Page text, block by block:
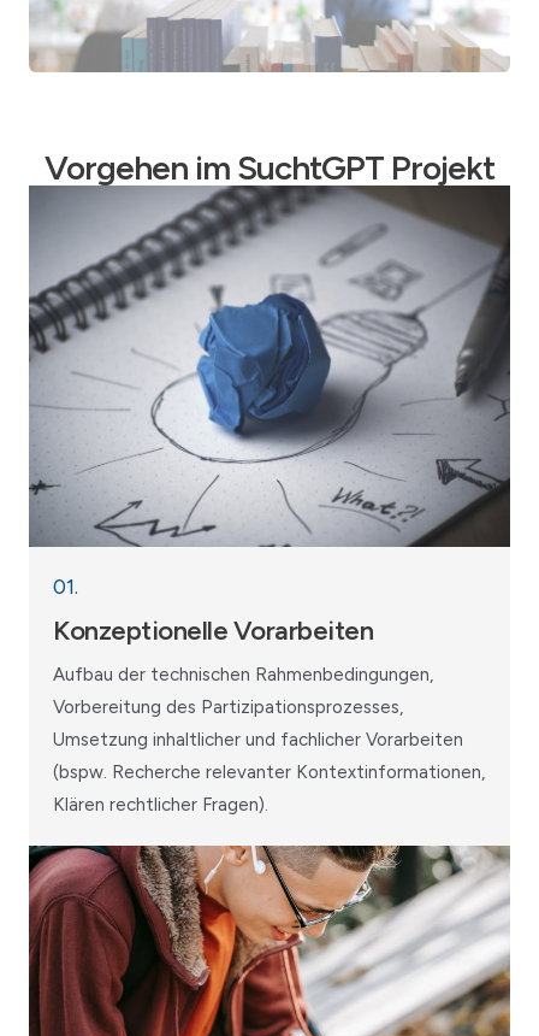
Vorgehen im SuchtGPT Projekt
01.
Konzeptionelle Vorarbeiten
Aufbau der technischen Rahmenbedingungen,
Vorbereitung des Partizipationsprozesses,
Umsetzung inhaltlicher und fachlicher Vorarbeiten
(bspw. Recherche relevanter Kontextinformationen,
Klären rechtlicher Fragen).